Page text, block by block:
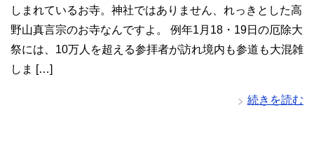
しまれているお寺。神社ではありません、れっきとした高
野山真言宗のお寺なんですよ。 例年1月18・19日の厄除大
祭には、10万人を超える参拝者が訪れ境内も参道も大混雑
しま […]
続きを読む